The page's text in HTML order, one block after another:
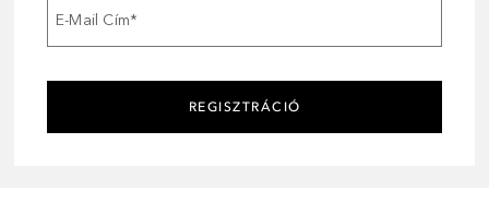
E-Mail Cím*
REGISZTRÁCIÓ